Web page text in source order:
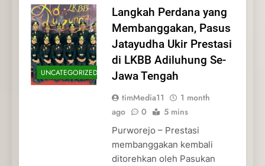
UNCATEGORIZED
Langkah Perdana yang
Membanggakan, Pasus
Jatayudha Ukir Prestasi
di LKBB Adiluhung Se-
Jawa Tengah
timMedia11
1 month
ago
0 5 mins
Purworejo – Prestasi
membanggakan kembali
ditorehkan oleh Pasukan